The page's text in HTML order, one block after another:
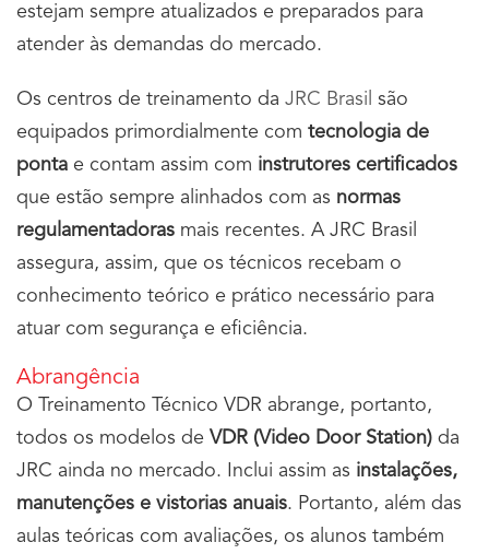
estejam sempre atualizados e preparados para
atender às demandas do mercado.
Os centros de treinamento da JRC Brasil são
equipados primordialmente com tecnologia de
ponta e contam assim com instrutores certificados
que estão sempre alinhados com as normas
regulamentadoras mais recentes. A JRC Brasil
assegura, assim, que os técnicos recebam o
conhecimento teórico e prático necessário para
atuar com segurança e eficiência.
Abrangência
O Treinamento Técnico VDR abrange, portanto,
todos os modelos de VDR (Video Door Station) da
JRC ainda no mercado. Inclui assim as instalações,
manutenções e vistorias anuais. Portanto, além das
aulas teóricas com avaliações, os alunos também